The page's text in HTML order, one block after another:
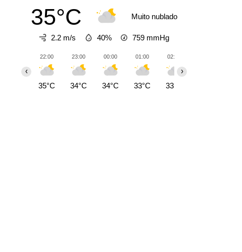
35°C Muito nublado
2.2 m/s 40% 759 mmHg
22:00
35°C
23:00
34°C
00:00
34°C
01:00
33°C
02:00
33°C
‹ ›